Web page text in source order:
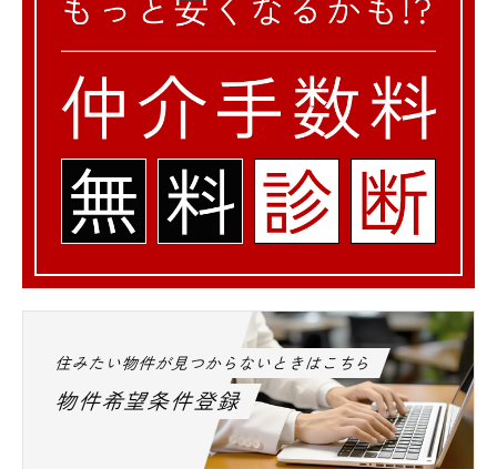
住みたい物件が見つからないときはこちら
物件希望条件登録